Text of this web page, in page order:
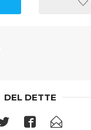
DEL DETTE